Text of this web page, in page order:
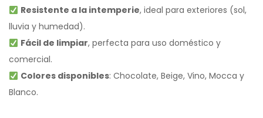
Resistente a la intemperie, ideal para exteriores (sol,
lluvia y humedad).
Fácil de limpiar, perfecta para uso doméstico y
comercial.
Colores disponibles: Chocolate, Beige, Vino, Mocca y
Blanco.